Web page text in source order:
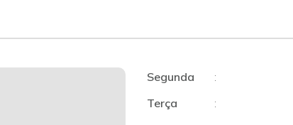
Segunda :
Terça
: